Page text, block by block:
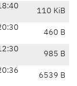
110 KiB
460 B
985 B
6539 B